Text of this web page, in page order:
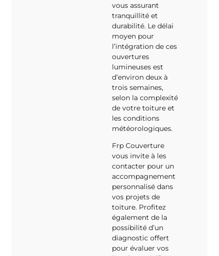
vous assurant
tranquillité et
durabilité. Le délai
moyen pour
l’intégration de ces
ouvertures
lumineuses est
d’environ deux à
trois semaines,
selon la complexité
de votre toiture et
les conditions
météorologiques.
Frp Couverture
vous invite à les
contacter pour un
accompagnement
personnalisé dans
vos projets de
toiture. Profitez
également de la
possibilité d’un
diagnostic offert
pour évaluer vos